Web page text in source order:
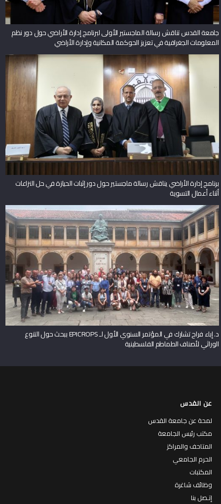
جامعة القدس تناقش رسالة الماجستير الأولى لبرنامج إدارة الأراضي حول دور نظم
المعلومات الجغرافية في تعزيز الحوكمة المكانية وإدارة الأراضي
برنامج إدارة الأراضي يناقش رسالة ماجستير حول دور إثبات الحيازة في حل النزاعات
أثناء أعمال التسوية
د. إباء فراح تشارك في المؤتمر السنوي الأول لـ EPICROPS ببحث حول التنوع
الوراثي لأصناف الطماطم الفلسطينية
عن القدس
لمحة عن جامعة القدس
مكتب رئيس الجامعة
المتاحف والمراكز
الحرم الجامعي
المكتبات
وظائف شاغرة
إتـصل بنا